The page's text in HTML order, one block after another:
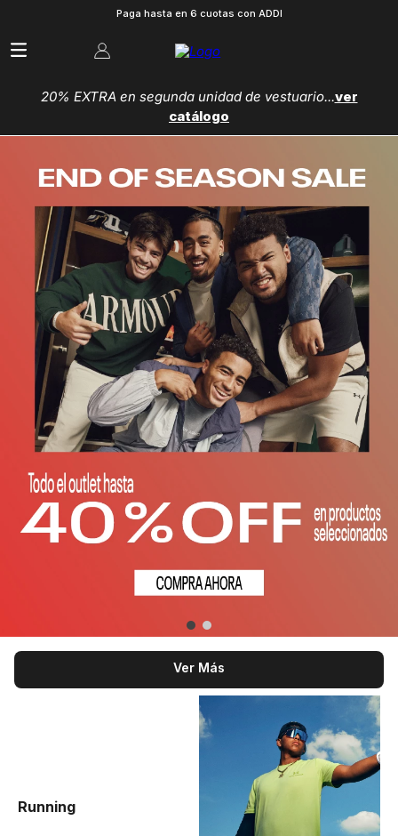
Paga hasta en 6 cuotas con ADDI
20% EXTRA en segunda unidad de vestuario...ver
catálogo
Ver Más
Running